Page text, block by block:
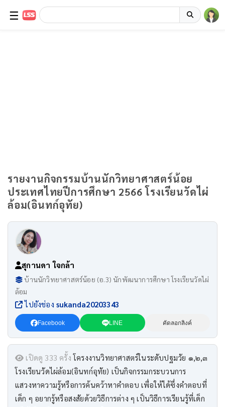
☰
รายงานกิจกรรมบ้านนักวิทยาศาสตร์น้อย
ประเทศไทยปีการศึกษา 2566 โรงเรียนวัดไผ่
ล้อม(อินทก์อุทัย)
สุกานดา ใจกล้า
บ้านนักวิทยาศาสตร์น้อย (อ.3) นักพัฒนาการศึกษา โรงเรียนวัดไผ่
ล้อม
ไปยังช่องsukanda20203343
Facebook LINE คัดลอกลิงค์
เปิดดู 333 ครั้ง โครงงานวิทยาศาสตร์ในระดับปฐมวัย ๑,๒,๓
โรงเรียนวัดไผ่ล้อม(อินทก์อุทัย) เป็นกิจกรรมกระบวนการ
แสวงหาความรู้หรือการค้นคว้าหาคําตอบ เพื่อให้ได้ซึ่งคำตอบที่
เด็ก ๆ อยากรู้หรือสงสัยด้วยวิธีการต่าง ๆ เป็นวิธีการเรียนรู้ที่เด็ก